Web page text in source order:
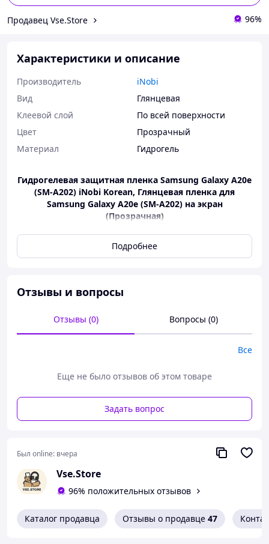
Продавец Vse.Store 96%
Характеристики и описание
Производитель
iNobi
Вид
Глянцевая
Клеевой слой
По всей поверхности
Цвет
Прозрачный
Материал
Гидрогель
Гидрогелевая защитная пленка Samsung Galaxy A20e
(SM-A202) iNobi Korean, Глянцевая пленка для
Samsung Galaxy A20e (SM-A202) на экран
(Прозрачная)
Защитная пленка (глянцевая)
решение для тех, кто хочет надежно защитить
Galaxy A20e (SM-A202)
изготовлена из оригинального
Подробнее
Отзывы и вопросы
Отзывы (0) Вопросы (0)
Все
Еще не было отзывов об этом товаре
Задать вопрос
Был online: вчера
Vse.Store
96% положительных отзывов
Каталог продавца Отзывы о продавце 47